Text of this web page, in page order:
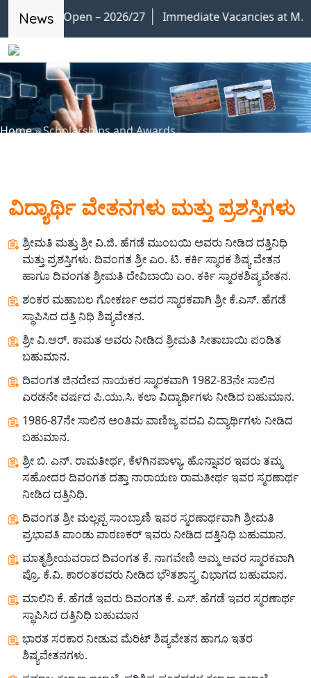
News
Open – 2026/27 Immediate Vacancies at M.P.E.
Home»Scholarships and Awards
ವಿದ್ಯಾರ್ಥಿ ವೇತನಗಳು ಮತ್ತು ಪ್ರಶಸ್ತಿಗಳು
ಶ್ರೀಮತಿ ಮತ್ತು ಶ್ರೀ ವಿ.ಜಿ. ಹೆಗಡೆ ಮುಂಬಯಿ ಅವರು ನೀಡಿದ ದತ್ತಿನಿಧಿ
ಮತ್ತು ಪ್ರಶಸ್ತಿಗಳು. ದಿವಂಗತ ಶ್ರೀ ಎಂ. ಟಿ. ಕರ್ಕಿ ಸ್ಮಾರಕ ಶಿಷ್ಯ ವೇತನ
ಹಾಗೂ ದಿವಂಗತ ಶ್ರೀಮತಿ ದೇವಿಬಾಯಿ ಎಂ. ಕರ್ಕಿ ಸ್ಮಾರಕಶಿಷ್ಯವೇತನ.
ಶಂಕರ ಮಹಾಬಲ ಗೋಕರ್ಣ ಅವರ ಸ್ಮಾರಕವಾಗಿ ಶ್ರೀ ಕೆ.ಎಸ್. ಹೆಗಡೆ
ಸ್ಥಾಪಿಸಿದ ದತ್ತಿ ನಿಧಿ ಶಿಷ್ಯವೇತನ.
ಶ್ರೀ ವಿ.ಆರ್. ಕಾಮತ ಅವರು ನೀಡಿದ ಶ್ರೀಮತಿ ಸೀತಾಬಾಯಿ ಪಂಡಿತ
ಬಹುಮಾನ.
ದಿವಂಗತ ಜಿನದೇವ ನಾಯಕರ ಸ್ಮಾರಕವಾಗಿ 1982-83ನೇ ಸಾಲಿನ
ಎರಡನೇ ವರ್ಷದ ಪಿ.ಯು.ಸಿ. ಕಲಾ ವಿದ್ಯಾರ್ಥಿಗಳು ನೀಡಿದ ಬಹುಮಾನ.
1986-87ನೇ ಸಾಲಿನ ಅಂತಿಮ ವಾಣಿಜ್ಯ ಪದವಿ ವಿದ್ಯಾರ್ಥಿಗಳು ನೀಡಿದ
ಬಹುಮಾನ.
ಶ್ರೀ ಬಿ. ಎನ್. ರಾಮತೀರ್ಥ, ಕೆಳಗಿನಪಾಳ್ಯಾ, ಹೊನ್ನಾವರ ಇವರು ತಮ್ಮ
ಸಹೋದರ ದಿವಂಗತ ದತ್ತಾ ನಾರಾಯಣ ರಾಮತೀರ್ಥ ಇವರ ಸ್ಮರಣಾರ್ಥ
ನೀಡಿದ ದತ್ತಿನಿಧಿ.
ದಿವಂಗತ ಶ್ರೀ ಮಲ್ಲಪ್ಪ ಸಾಂಬ್ರಾಣಿ ಇವರ ಸ್ಮರಣಾರ್ಥವಾಗಿ ಶ್ರೀಮತಿ
ಪ್ರಭಾವತಿ ಪಾಂಡು ಪಾಠಣಕರ್ ಇವರು ನೀಡಿದ ದತ್ತಿನಿಧಿ ಬಹುಮಾನ.
ಮಾತೃಶ್ರೀಯವರಾದ ದಿವಂಗತ ಕೆ. ನಾಗವೇಣಿ ಅಮ್ಮ ಅವರ ಸ್ಮಾರಕವಾಗಿ
ಪ್ರೊ. ಕೆ.ವಿ. ಕಾರಂತರವರು ನೀಡಿದ ಭೌತಶಾಸ್ತ್ರ ವಿಭಾಗದ ಬಹುಮಾನ.
ಮಾಲಿನಿ ಕೆ. ಹೆಗಡೆ ಇವರು ದಿವಂಗತ ಕೆ. ಎಸ್. ಹೆಗಡೆ ಇವರ ಸ್ಮರಣಾರ್ಥ
ಸ್ಥಾಪಿಸಿದ ದತ್ತಿನಿಧಿ ಬಹುಮಾನ
ಭಾರತ ಸರಕಾರ ನೀಡುವ ಮೆರಿಟ್ ಶಿಷ್ಯವೇತನ ಹಾಗೂ ಇತರ
ಶಿಷ್ಯವೇತನಗಳು.